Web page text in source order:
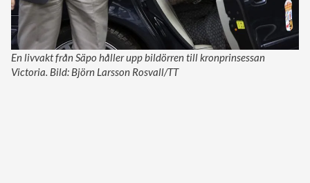
En livvakt från Säpo håller upp bildörren till kronprinsessan
Victoria. Bild: Björn Larsson Rosvall/TT